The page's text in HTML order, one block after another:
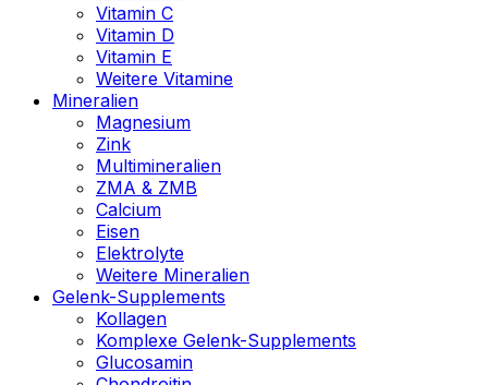
Vitamin C
Vitamin D
Vitamin E
Weitere Vitamine
Mineralien
Magnesium
Zink
Multimineralien
ZMA & ZMB
Calcium
Eisen
Elektrolyte
Weitere Mineralien
Gelenk-Supplements
Kollagen
Komplexe Gelenk-Supplements
Glucosamin